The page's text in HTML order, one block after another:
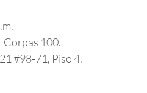
Corpas 100.
#98-71, Piso 4.